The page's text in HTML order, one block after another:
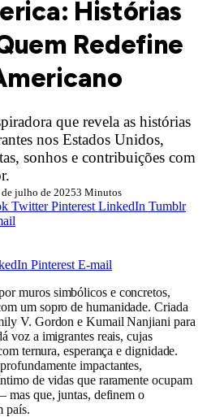
Histórias
Redefine
que revela as histórias
nos Estados Unidos,
sonhos e contribuições com
julho de 20253 Minutos
Twitter Pinterest LinkedIn Tumblr
Pinterest E-mail
muros simbólicos e concretos,
um sopro de humanidade. Criada
V. Gordon e Kumail Nanjiani para
voz a imigrantes reais, cujas
ternura, esperança e dignidade.
impactantes,
de vidas que raramente ocupam
mas que, juntas, definem o
país.